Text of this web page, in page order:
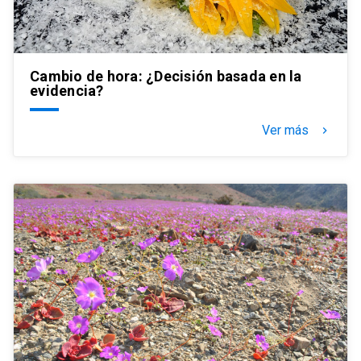
Cambio de hora: ¿Decisión basada en la
evidencia?
Ver más keyboard_arrow_right